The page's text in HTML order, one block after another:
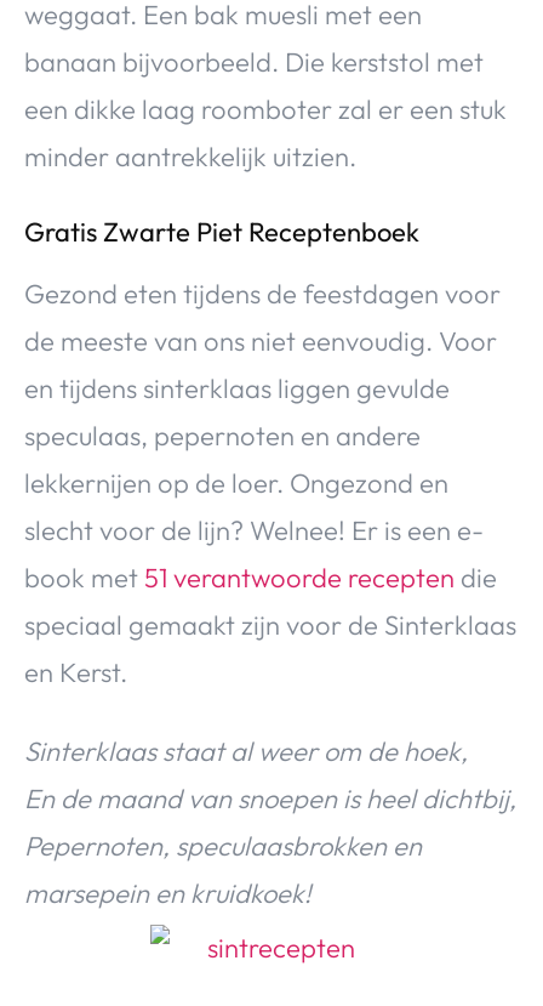
weggaat. Een bak muesli met een
banaan bijvoorbeeld. Die kerststol met
een dikke laag roomboter zal er een stuk
minder aantrekkelijk uitzien.
Gratis Zwarte Piet Receptenboek
Gezond eten tijdens de feestdagen voor
de meeste van ons niet eenvoudig. Voor
en tijdens sinterklaas liggen gevulde
speculaas, pepernoten en andere
lekkernijen op de loer. Ongezond en
slecht voor de lijn? Welnee! Er is een e-
book met 51 verantwoorde recepten die
speciaal gemaakt zijn voor de Sinterklaas
en Kerst.
Sinterklaas staat al weer om de hoek,
En de maand van snoepen is heel dichtbij,
Pepernoten, speculaasbrokken en
marsepein en kruidkoek!